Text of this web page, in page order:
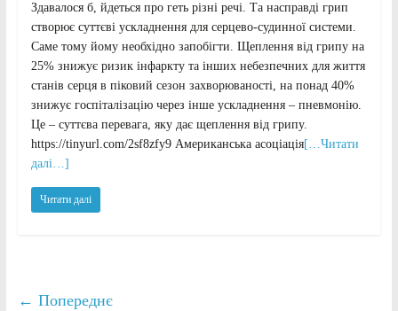
Здавалося б, йдеться про геть різні речі. Та насправді грип
створює суттєві ускладнення для серцево-судинної системи.
Саме тому йому необхідно запобігти. Щеплення від грипу на
25% знижує ризик інфаркту та інших небезпечних для життя
станів серця в піковий сезон захворюваності, на понад 40%
знижує госпіталізацію через інше ускладнення – пневмонію.
Це – суттєва перевага, яку дає щеплення від грипу.
https://tinyurl.com/2sf8zfy9 Американська асоціація[…Читати
далі…]
Читати далі
← Попереднє